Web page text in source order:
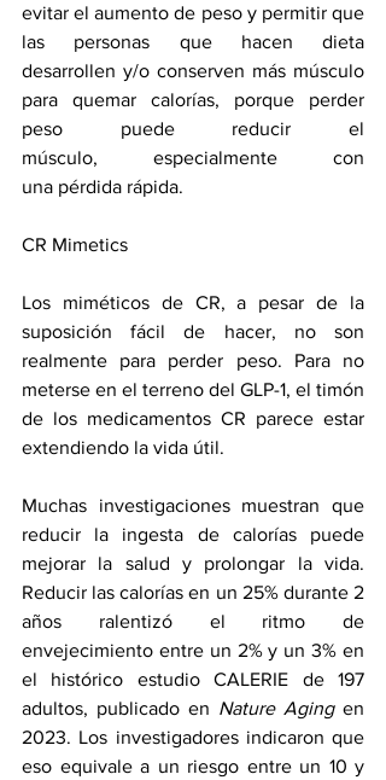
evitar el aumento de peso y permitir que
las personas que hacen dieta
desarrollen y/o conserven más músculo
para quemar calorías, porque perder
peso puede reducir el
músculo, especialmente con
una pérdida rápida.
CR Mimetics
Los miméticos de CR, a pesar de la
suposición fácil de hacer, no son
realmente para perder peso. Para no
meterse en el terreno del GLP-1, el timón
de los medicamentos CR parece estar
extendiendo la vida útil.
Muchas investigaciones muestran que
reducir la ingesta de calorías puede
mejorar la salud y prolongar la vida.
Reducir las calorías en un 25% durante 2
años ralentizó el ritmo de
envejecimiento entre un 2% y un 3% en
el histórico estudio CALERIE de 197
adultos, publicado en Nature Aging en
2023. Los investigadores indicaron que
eso equivale a un riesgo entre un 10 y